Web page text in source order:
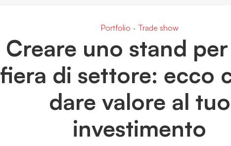
Portfolio • Trade show
Creare uno stand
fiera di settore: ecco
dare valore al tuo
investimento